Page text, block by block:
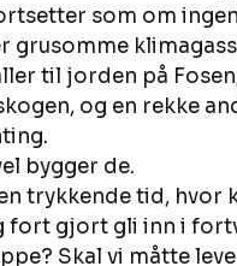
som om
grusomme
til jorden på
og en rekke
bygger de.
trykkende tid,
fort gjort gli inn i
Skal vi måtte